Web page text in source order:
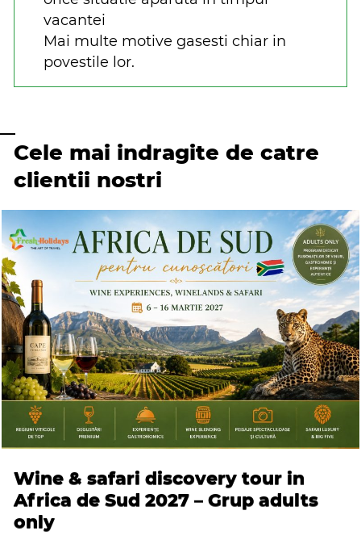
vacantei
Mai multe motive gasesti chiar in
povestile lor.
Cele mai indragite de catre
clientii nostri
Wine & safari discovery tour in
Africa de Sud 2027 – Grup adults
only